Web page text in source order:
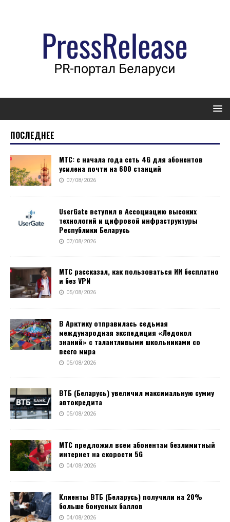
ПОСЛЕДНЕЕ
МТС: с начала года сеть 4G для абонентов
усилена почти на 600 станций
07/08/2026
UserGate вступил в Ассоциацию высоких
технологий и цифровой инфраструктуры
Республики Беларусь
07/08/2026
МТС рассказал, как пользоваться ИИ бесплатно
и без VPN
05/08/2026
В Арктику отправилась седьмая
международная экспедиция «Ледокол
знаний» с талантливыми школьниками со
всего мира
05/08/2026
ВТБ (Беларусь) увеличил максимальную сумму
автокредита
05/08/2026
МТС предложил всем абонентам безлимитный
интернет на скорости 5G
04/08/2026
Клиенты ВТБ (Беларусь) получили на 20%
больше бонусных баллов
04/08/2026